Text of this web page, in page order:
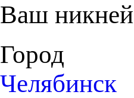
Ваш
Город
Челябинск